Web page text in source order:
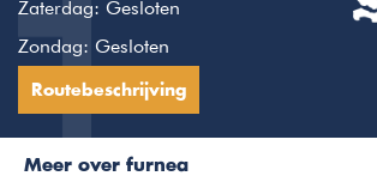
Zaterdag: Gesloten
Zondag: Gesloten
Routebeschrijving
Meer over furnea